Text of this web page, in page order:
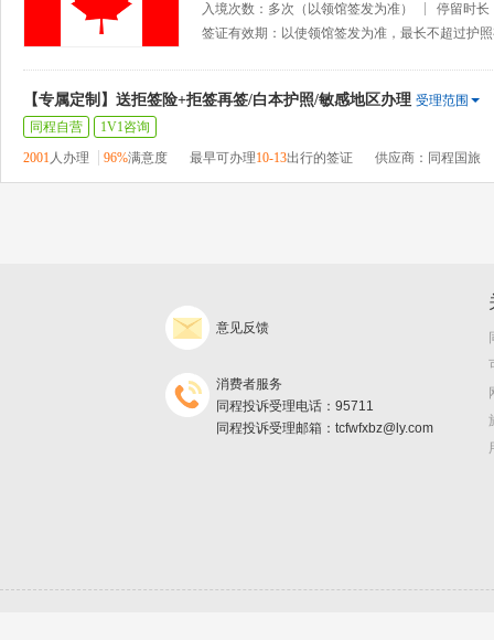
入境次数：多次（以领馆签发为准）
停留时长
签证有效期：以使领馆签发为准，最长不超过护
【专属定制】送拒签险+拒签再签/白本护照/敏感地区办理 受理范围
同程自营
1V1咨询
2001人办理 96%满意度 最早可办理10-13出行的签证 供应商：同程国旅
意见反馈
消费者服务
同程投诉受理电话：95711
同程投诉受理邮箱：tcfwfxbz@ly.com